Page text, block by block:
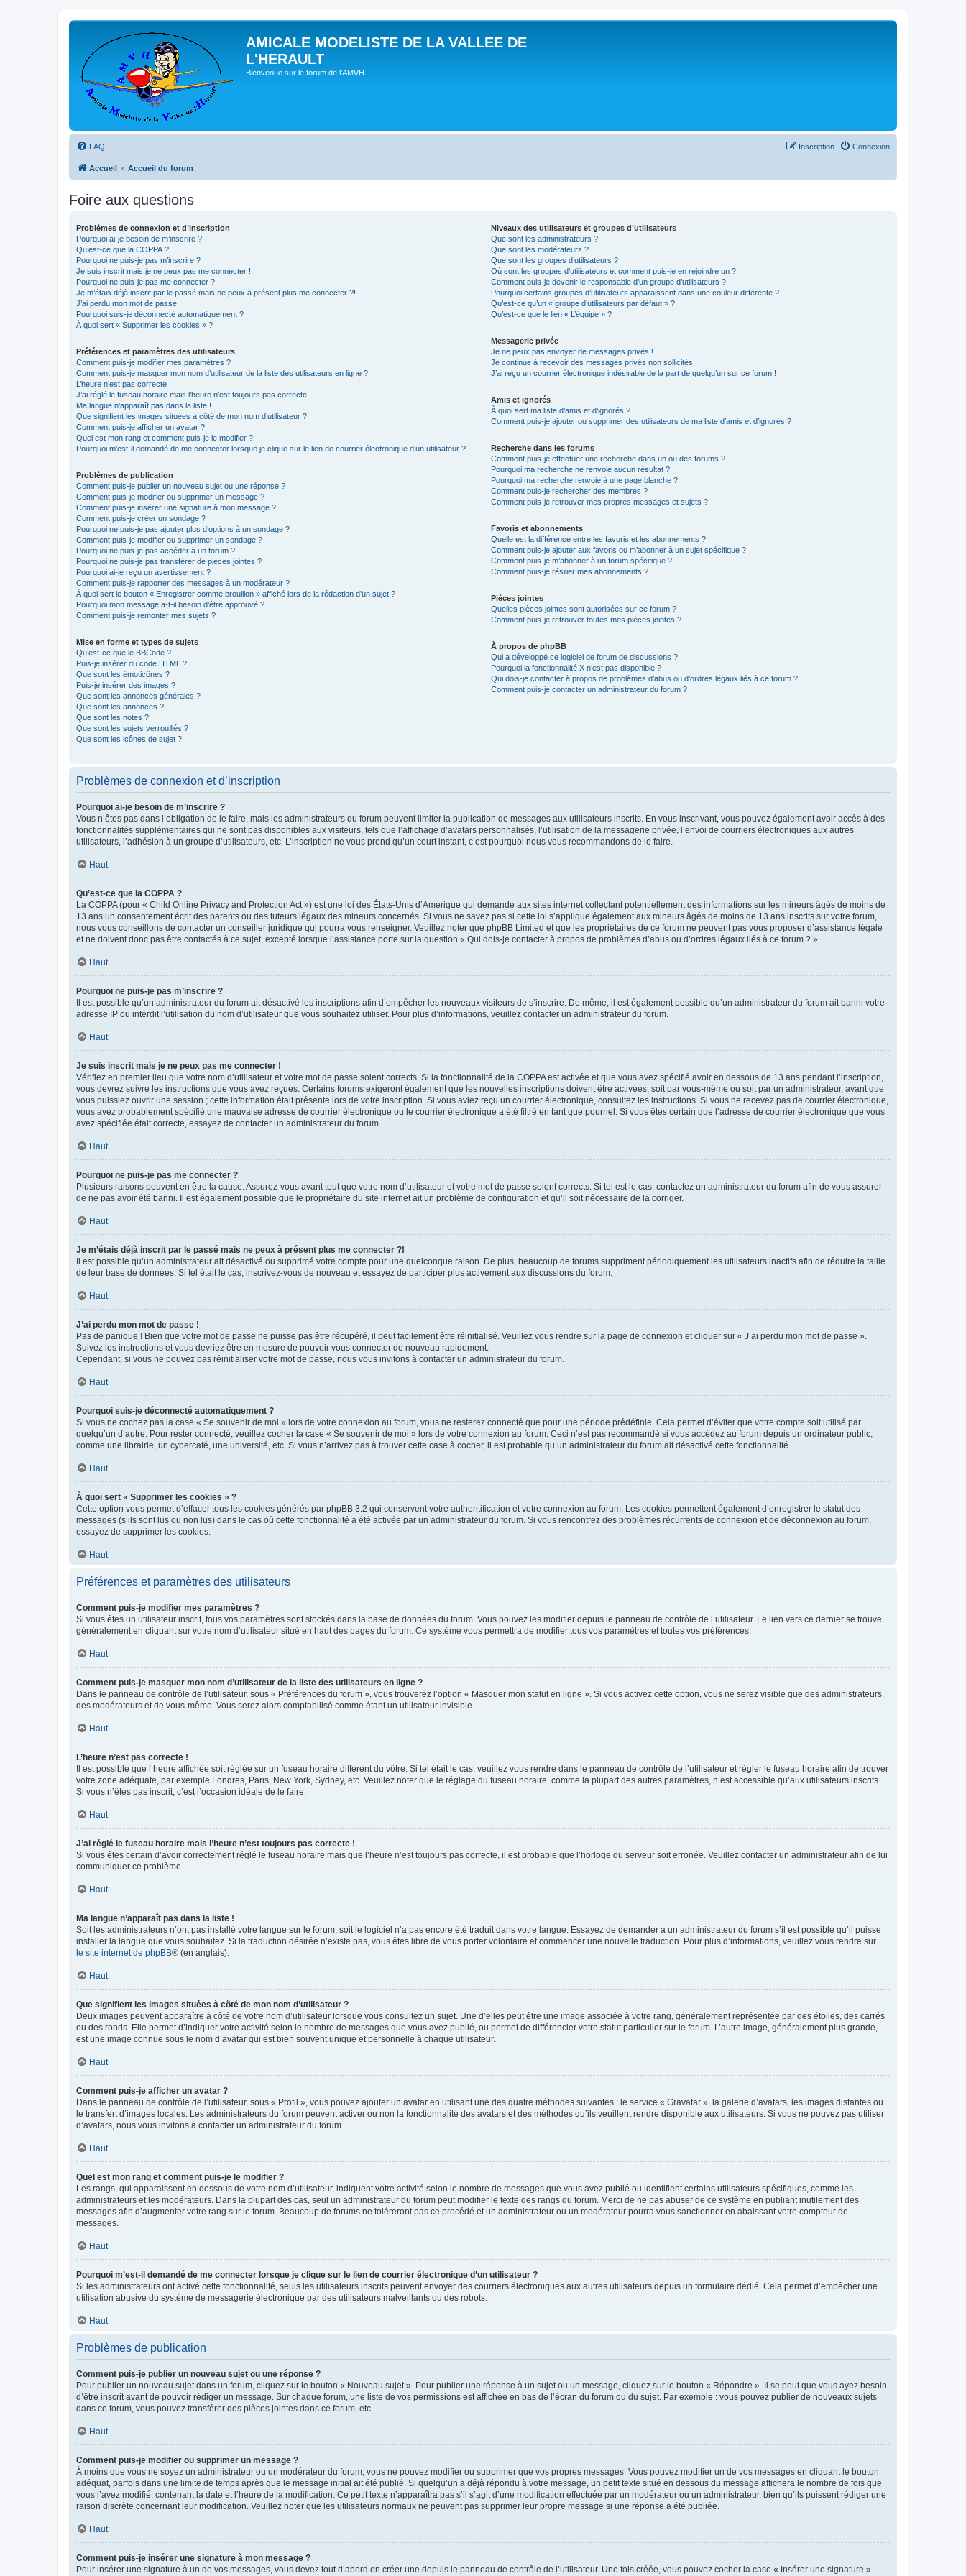
AMICALE MODELISTE DE LA VALLEE DE
L'HERAULT
Bienvenue sur le forum de l'AMVH
FAQ Connexion
Inscription
Accueil Accueil du forum
Foire aux questions
Problèmes de connexion et d’inscription
Pourquoi ai-je besoin de m’inscrire ?
Qu’est-ce que la COPPA ?
Pourquoi ne puis-je pas m’inscrire ?
Je suis inscrit mais je ne peux pas me connecter !
Pourquoi ne puis-je pas me connecter ?
Je m’étais déjà inscrit par le passé mais ne peux à présent plus me connecter ?!
J’ai perdu mon mot de passe !
Pourquoi suis-je déconnecté automatiquement ?
À quoi sert « Supprimer les cookies » ?
Préférences et paramètres des utilisateurs
Comment puis-je modifier mes paramètres ?
Comment puis-je masquer mon nom d’utilisateur de la liste des utilisateurs en ligne ?
L’heure n’est pas correcte !
J’ai réglé le fuseau horaire mais l’heure n’est toujours pas correcte !
Ma langue n’apparaît pas dans la liste !
Que signifient les images situées à côté de mon nom d’utilisateur ?
Comment puis-je afficher un avatar ?
Quel est mon rang et comment puis-je le modifier ?
Pourquoi m’est-il demandé de me connecter lorsque je clique sur le lien de courrier électronique d’un utilisateur ?
Problèmes de publication
Comment puis-je publier un nouveau sujet ou une réponse ?
Comment puis-je modifier ou supprimer un message ?
Comment puis-je insérer une signature à mon message ?
Comment puis-je créer un sondage ?
Pourquoi ne puis-je pas ajouter plus d’options à un sondage ?
Comment puis-je modifier ou supprimer un sondage ?
Pourquoi ne puis-je pas accéder à un forum ?
Pourquoi ne puis-je pas transférer de pièces jointes ?
Pourquoi ai-je reçu un avertissement ?
Comment puis-je rapporter des messages à un modérateur ?
À quoi sert le bouton « Enregistrer comme brouillon » affiché lors de la rédaction d’un sujet ?
Pourquoi mon message a-t-il besoin d’être approuvé ?
Comment puis-je remonter mes sujets ?
Mise en forme et types de sujets
Qu’est-ce que le BBCode ?
Puis-je insérer du code HTML ?
Que sont les émoticônes ?
Puis-je insérer des images ?
Que sont les annonces générales ?
Que sont les annonces ?
Que sont les notes ?
Que sont les sujets verrouillés ?
Que sont les icônes de sujet ?
Niveaux des utilisateurs et groupes d’utilisateurs
Que sont les administrateurs ?
Que sont les modérateurs ?
Que sont les groupes d’utilisateurs ?
Où sont les groupes d’utilisateurs et comment puis-je en rejoindre un ?
Comment puis-je devenir le responsable d’un groupe d’utilisateurs ?
Pourquoi certains groupes d’utilisateurs apparaissent dans une couleur différente ?
Qu’est-ce qu’un « groupe d’utilisateurs par défaut » ?
Qu’est-ce que le lien « L’équipe » ?
Messagerie privée
Je ne peux pas envoyer de messages privés !
Je continue à recevoir des messages privés non sollicités !
J’ai reçu un courrier électronique indésirable de la part de quelqu’un sur ce forum !
Amis et ignorés
À quoi sert ma liste d’amis et d’ignorés ?
Comment puis-je ajouter ou supprimer des utilisateurs de ma liste d’amis et d’ignorés ?
Recherche dans les forums
Comment puis-je effectuer une recherche dans un ou des forums ?
Pourquoi ma recherche ne renvoie aucun résultat ?
Pourquoi ma recherche renvoie à une page blanche ?!
Comment puis-je rechercher des membres ?
Comment puis-je retrouver mes propres messages et sujets ?
Favoris et abonnements
Quelle est la différence entre les favoris et les abonnements ?
Comment puis-je ajouter aux favoris ou m’abonner à un sujet spécifique ?
Comment puis-je m’abonner à un forum spécifique ?
Comment puis-je résilier mes abonnements ?
Pièces jointes
Quelles pièces jointes sont autorisées sur ce forum ?
Comment puis-je retrouver toutes mes pièces jointes ?
À propos de phpBB
Qui a développé ce logiciel de forum de discussions ?
Pourquoi la fonctionnalité X n’est pas disponible ?
Qui dois-je contacter à propos de problèmes d’abus ou d’ordres légaux liés à ce forum ?
Comment puis-je contacter un administrateur du forum ?
Problèmes de connexion et d’inscription
Pourquoi ai-je besoin de m’inscrire ?
Vous n’êtes pas dans l’obligation de le faire, mais les administrateurs du forum peuvent limiter la publication de messages aux utilisateurs inscrits. En vous inscrivant, vous pouvez également avoir accès à des
fonctionnalités supplémentaires qui ne sont pas disponibles aux visiteurs, tels que l’affichage d’avatars personnalisés, l’utilisation de la messagerie privée, l’envoi de courriers électroniques aux autres
utilisateurs, l’adhésion à un groupe d’utilisateurs, etc. L’inscription ne vous prend qu’un court instant, c’est pourquoi nous vous recommandons de le faire.
Haut
Qu’est-ce que la COPPA ?
La COPPA (pour « Child Online Privacy and Protection Act ») est une loi des États-Unis d’Amérique qui demande aux sites internet collectant potentiellement des informations sur les mineurs âgés de moins de
13 ans un consentement écrit des parents ou des tuteurs légaux des mineurs concernés. Si vous ne savez pas si cette loi s’applique également aux mineurs âgés de moins de 13 ans inscrits sur votre forum,
nous vous conseillons de contacter un conseiller juridique qui pourra vous renseigner. Veuillez noter que phpBB Limited et que les propriétaires de ce forum ne peuvent pas vous proposer d’assistance légale
et ne doivent donc pas être contactés à ce sujet, excepté lorsque l’assistance porte sur la question « Qui dois-je contacter à propos de problèmes d’abus ou d’ordres légaux liés à ce forum ? ».
Haut
Pourquoi ne puis-je pas m’inscrire ?
Il est possible qu’un administrateur du forum ait désactivé les inscriptions afin d’empêcher les nouveaux visiteurs de s’inscrire. De même, il est également possible qu’un administrateur du forum ait banni votre
adresse IP ou interdit l’utilisation du nom d’utilisateur que vous souhaitez utiliser. Pour plus d’informations, veuillez contacter un administrateur du forum.
Haut
Je suis inscrit mais je ne peux pas me connecter !
Vérifiez en premier lieu que votre nom d’utilisateur et votre mot de passe soient corrects. Si la fonctionnalité de la COPPA est activée et que vous avez spécifié avoir en dessous de 13 ans pendant l’inscription,
vous devrez suivre les instructions que vous avez reçues. Certains forums exigeront également que les nouvelles inscriptions doivent être activées, soit par vous-même ou soit par un administrateur, avant que
vous puissiez ouvrir une session ; cette information était présente lors de votre inscription. Si vous aviez reçu un courrier électronique, consultez les instructions. Si vous ne recevez pas de courrier électronique,
vous avez probablement spécifié une mauvaise adresse de courrier électronique ou le courrier électronique a été filtré en tant que pourriel. Si vous êtes certain que l’adresse de courrier électronique que vous
avez spécifiée était correcte, essayez de contacter un administrateur du forum.
Haut
Pourquoi ne puis-je pas me connecter ?
Plusieurs raisons peuvent en être la cause. Assurez-vous avant tout que votre nom d’utilisateur et votre mot de passe soient corrects. Si tel est le cas, contactez un administrateur du forum afin de vous assurer
de ne pas avoir été banni. Il est également possible que le propriétaire du site internet ait un problème de configuration et qu’il soit nécessaire de la corriger.
Haut
Je m’étais déjà inscrit par le passé mais ne peux à présent plus me connecter ?!
Il est possible qu’un administrateur ait désactivé ou supprimé votre compte pour une quelconque raison. De plus, beaucoup de forums suppriment périodiquement les utilisateurs inactifs afin de réduire la taille
de leur base de données. Si tel était le cas, inscrivez-vous de nouveau et essayez de participer plus activement aux discussions du forum.
Haut
J’ai perdu mon mot de passe !
Pas de panique ! Bien que votre mot de passe ne puisse pas être récupéré, il peut facilement être réinitialisé. Veuillez vous rendre sur la page de connexion et cliquer sur « J’ai perdu mon mot de passe ».
Suivez les instructions et vous devriez être en mesure de pouvoir vous connecter de nouveau rapidement.
Cependant, si vous ne pouvez pas réinitialiser votre mot de passe, nous vous invitons à contacter un administrateur du forum.
Haut
Pourquoi suis-je déconnecté automatiquement ?
Si vous ne cochez pas la case « Se souvenir de moi » lors de votre connexion au forum, vous ne resterez connecté que pour une période prédéfinie. Cela permet d’éviter que votre compte soit utilisé par
quelqu’un d’autre. Pour rester connecté, veuillez cocher la case « Se souvenir de moi » lors de votre connexion au forum. Ceci n’est pas recommandé si vous accédez au forum depuis un ordinateur public,
comme une librairie, un cybercafé, une université, etc. Si vous n’arrivez pas à trouver cette case à cocher, il est probable qu’un administrateur du forum ait désactivé cette fonctionnalité.
Haut
À quoi sert « Supprimer les cookies » ?
Cette option vous permet d’effacer tous les cookies générés par phpBB 3.2 qui conservent votre authentification et votre connexion au forum. Les cookies permettent également d’enregistrer le statut des
messages (s’ils sont lus ou non lus) dans le cas où cette fonctionnalité a été activée par un administrateur du forum. Si vous rencontrez des problèmes récurrents de connexion et de déconnexion au forum,
essayez de supprimer les cookies.
Haut
Préférences et paramètres des utilisateurs
Comment puis-je modifier mes paramètres ?
Si vous êtes un utilisateur inscrit, tous vos paramètres sont stockés dans la base de données du forum. Vous pouvez les modifier depuis le panneau de contrôle de l’utilisateur. Le lien vers ce dernier se trouve
généralement en cliquant sur votre nom d’utilisateur situé en haut des pages du forum. Ce système vous permettra de modifier tous vos paramètres et toutes vos préférences.
Haut
Comment puis-je masquer mon nom d’utilisateur de la liste des utilisateurs en ligne ?
Dans le panneau de contrôle de l’utilisateur, sous « Préférences du forum », vous trouverez l’option « Masquer mon statut en ligne ». Si vous activez cette option, vous ne serez visible que des administrateurs,
des modérateurs et de vous-même. Vous serez alors comptabilisé comme étant un utilisateur invisible.
Haut
L’heure n’est pas correcte !
Il est possible que l’heure affichée soit réglée sur un fuseau horaire différent du vôtre. Si tel était le cas, veuillez vous rendre dans le panneau de contrôle de l’utilisateur et régler le fuseau horaire afin de trouver
votre zone adéquate, par exemple Londres, Paris, New York, Sydney, etc. Veuillez noter que le réglage du fuseau horaire, comme la plupart des autres paramètres, n’est accessible qu’aux utilisateurs inscrits.
Si vous n’êtes pas inscrit, c’est l’occasion idéale de le faire.
Haut
J’ai réglé le fuseau horaire mais l’heure n’est toujours pas correcte !
Si vous êtes certain d’avoir correctement réglé le fuseau horaire mais que l’heure n’est toujours pas correcte, il est probable que l’horloge du serveur soit erronée. Veuillez contacter un administrateur afin de lui
communiquer ce problème.
Haut
Ma langue n’apparaît pas dans la liste !
Soit les administrateurs n’ont pas installé votre langue sur le forum, soit le logiciel n’a pas encore été traduit dans votre langue. Essayez de demander à un administrateur du forum s’il est possible qu’il puisse
installer la langue que vous souhaitez. Si la traduction désirée n’existe pas, vous êtes libre de vous porter volontaire et commencer une nouvelle traduction. Pour plus d’informations, veuillez vous rendre sur
le site internet de phpBB® (en anglais).
Haut
Que signifient les images situées à côté de mon nom d’utilisateur ?
Deux images peuvent apparaître à côté de votre nom d’utilisateur lorsque vous consultez un sujet. Une d’elles peut être une image associée à votre rang, généralement représentée par des étoiles, des carrés
ou des ronds. Elle permet d’indiquer votre activité selon le nombre de messages que vous avez publié, ou permet de différencier votre statut particulier sur le forum. L’autre image, généralement plus grande,
est une image connue sous le nom d’avatar qui est bien souvent unique et personnelle à chaque utilisateur.
Haut
Comment puis-je afficher un avatar ?
Dans le panneau de contrôle de l’utilisateur, sous « Profil », vous pouvez ajouter un avatar en utilisant une des quatre méthodes suivantes : le service « Gravatar », la galerie d’avatars, les images distantes ou
le transfert d’images locales. Les administrateurs du forum peuvent activer ou non la fonctionnalité des avatars et des méthodes qu’ils veuillent rendre disponible aux utilisateurs. Si vous ne pouvez pas utiliser
d’avatars, nous vous invitons à contacter un administrateur du forum.
Haut
Quel est mon rang et comment puis-je le modifier ?
Les rangs, qui apparaissent en dessous de votre nom d’utilisateur, indiquent votre activité selon le nombre de messages que vous avez publié ou identifient certains utilisateurs spécifiques, comme les
administrateurs et les modérateurs. Dans la plupart des cas, seul un administrateur du forum peut modifier le texte des rangs du forum. Merci de ne pas abuser de ce système en publiant inutilement des
messages afin d’augmenter votre rang sur le forum. Beaucoup de forums ne toléreront pas ce procédé et un administrateur ou un modérateur pourra vous sanctionner en abaissant votre compteur de
messages.
Haut
Pourquoi m’est-il demandé de me connecter lorsque je clique sur le lien de courrier électronique d’un utilisateur ?
Si les administrateurs ont activé cette fonctionnalité, seuls les utilisateurs inscrits peuvent envoyer des courriers électroniques aux autres utilisateurs depuis un formulaire dédié. Cela permet d’empêcher une
utilisation abusive du système de messagerie électronique par des utilisateurs malveillants ou des robots.
Haut
Problèmes de publication
Comment puis-je publier un nouveau sujet ou une réponse ?
Pour publier un nouveau sujet dans un forum, cliquez sur le bouton « Nouveau sujet ». Pour publier une réponse à un sujet ou un message, cliquez sur le bouton « Répondre ». Il se peut que vous ayez besoin
d’être inscrit avant de pouvoir rédiger un message. Sur chaque forum, une liste de vos permissions est affichée en bas de l’écran du forum ou du sujet. Par exemple : vous pouvez publier de nouveaux sujets
dans ce forum, vous pouvez transférer des pièces jointes dans ce forum, etc.
Haut
Comment puis-je modifier ou supprimer un message ?
À moins que vous ne soyez un administrateur ou un modérateur du forum, vous ne pouvez modifier ou supprimer que vos propres messages. Vous pouvez modifier un de vos messages en cliquant le bouton
adéquat, parfois dans une limite de temps après que le message initial ait été publié. Si quelqu’un a déjà répondu à votre message, un petit texte situé en dessous du message affichera le nombre de fois que
vous l’avez modifié, contenant la date et l’heure de la modification. Ce petit texte n’apparaîtra pas s’il s’agit d’une modification effectuée par un modérateur ou un administrateur, bien qu’ils puissent rédiger une
raison discrète concernant leur modification. Veuillez noter que les utilisateurs normaux ne peuvent pas supprimer leur propre message si une réponse a été publiée.
Haut
Comment puis-je insérer une signature à mon message ?
Pour insérer une signature à un de vos messages, vous devez tout d’abord en créer une depuis le panneau de contrôle de l’utilisateur. Une fois créée, vous pouvez cocher la case « Insérer une signature »